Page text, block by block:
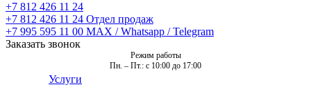
+7 812 426 11 24
+7 812 426 11 24 Отдел продаж
+7 995 595 11 00 MAX / Whatsapp / Telegram
Заказать звонок
Режим работы
Пн. – Пт.: с 10:00 до 17:00
Услуги